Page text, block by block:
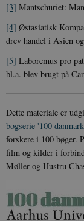
[3] Mantschuriet:
[4] Østasiatisk
drev handel i Asien
[5] Laboremus pro
bl.a. blev brugt på
Dette materiale er
bogserie '100
forskere i 100 bøger.
film og kilder i
Møller og Hustru